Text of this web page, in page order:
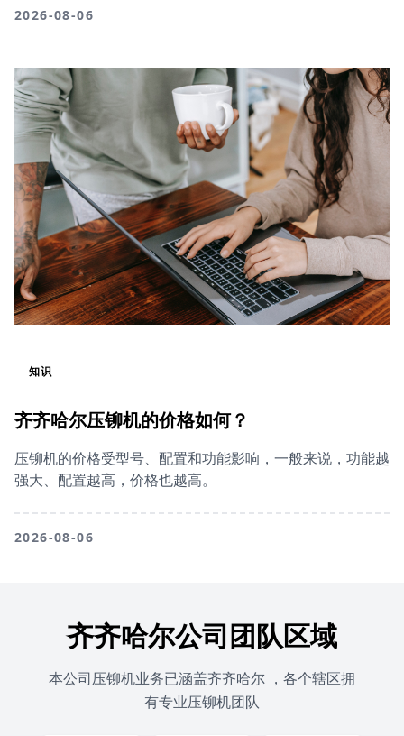
2026-08-06
知识
齐齐哈尔压铆机的价格如何？
压铆机的价格受型号、配置和功能影响，一般来说，功能越
强大、配置越高，价格也越高。
2026-08-06
齐齐哈尔公司团队区域
本公司压铆机业务已涵盖齐齐哈尔 ，各个辖区拥
有专业压铆机团队